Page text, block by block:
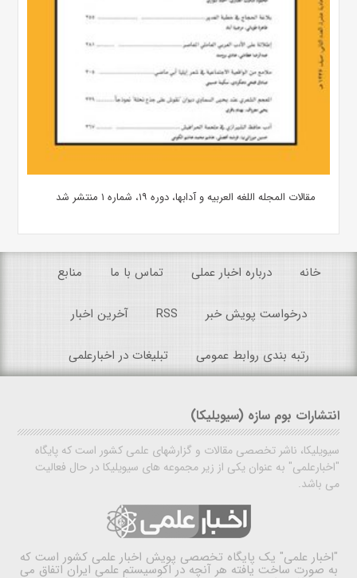
مقالات المجله اللغه العربیه و آدابها، دوره ۱۹، شماره ۱ منتشر شد
خانه درباره اخبار عملی تماس با ما منابع
درخواست پویش خبر RSS آخرین اخبار
رتبه بندی روابط عمومی تبلیغات در اخبارعلمی
انتشارات بوم سازه (سیویلیکا)
سیویلیکا، ناشر تخصصی مقالات و گزارشهای علمی کشور است که پایگاه
"اخبارعلمی" به عنوان یکی از زیر مجموعه های سیویلیکا در حال فعالیت
می باشد.
"اخبار علمی" یک پایگاه تخصصی پویش اخبار علمی کشور است که
به صورت ساخت یافته هر آنچه در اکوسیستم علمی ایران اتفاق می